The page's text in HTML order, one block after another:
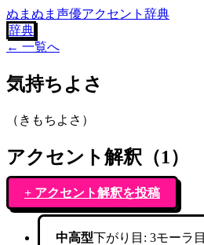
ぬまぬま声優アクセント辞典
辞典
← 一覧へ
気持ちよさ
（ きもちよさ ）
アクセント解釈（1）
+ アクセント解釈を投稿
中高型下がり目: 3モーラ目